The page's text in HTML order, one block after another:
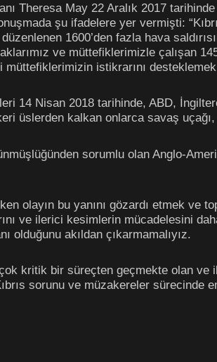
Theresa May 22 Aralık 2017
şu ifadelere yer vermişti:
1600’den fazla hava
ve müttefiklerimizle çalışan
müttefiklerimizin istikrarını
14 Nisan 2018 tarihinde, ABD,
üslerden kalkan onlarca savaş uçağı,
sorumlu olan Anglo-
olayın bu yanını gözardı etmek
ve ilerici kesimlerin mücadelesini
olduğunu akıldan çıkarmamalıyız.
kritik bir süreçten geçmekte olan
sorunu ve müzakereler